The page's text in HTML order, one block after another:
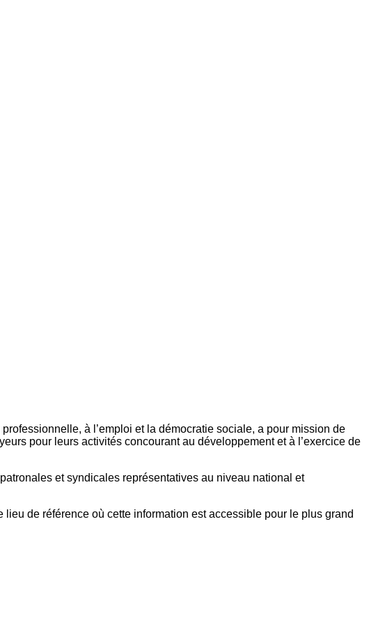
à l’emploi et la démocratie sociale, a pour mission de
pour leurs activités concourant au développement et à l’exercice de
et syndicales représentatives au niveau national et
de référence où cette information est accessible pour le plus grand